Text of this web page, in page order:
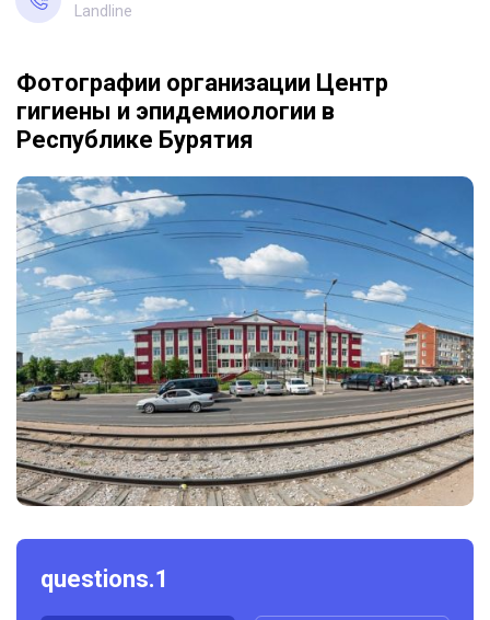
Landline
Фотографии организации Центр
гигиены и эпидемиологии в
Республике Бурятия
questions.1